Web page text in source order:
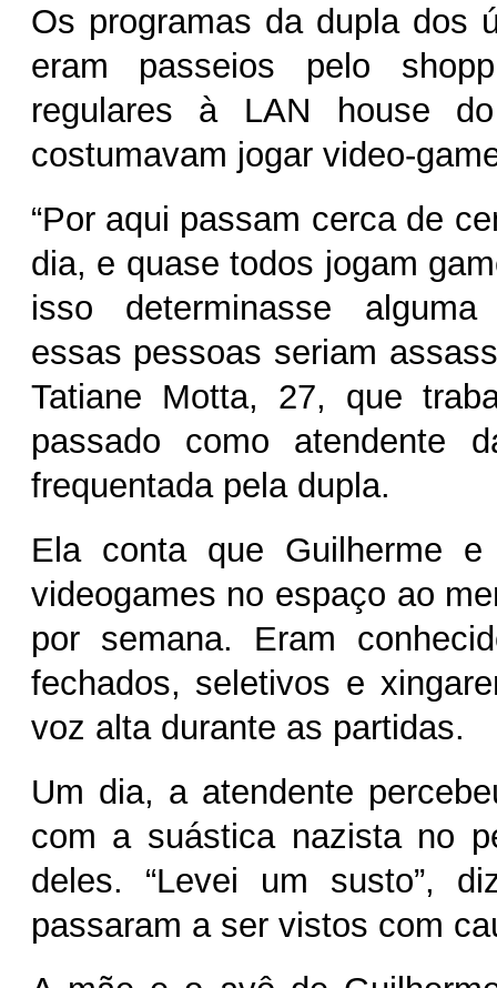
Os programas da dupla dos
eram passeios pelo
regulares à LAN house
costumavam jogar video-
“Por aqui passam cerca de
dia, e quase todos jogam
isso determinasse
essas pessoas seriam
Tatiane Motta, 27, que
passado como atendente
frequentada pela dupla.
Ela conta que Guilherme e
videogames no espaço ao
por semana. Eram
fechados, seletivos e
voz alta durante as partidas.
Um dia, a atendente
com a suástica nazista no
deles. “Levei um susto”,
passaram a ser vistos com